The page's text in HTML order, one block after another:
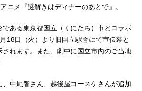
ニメ『謎解きはディナーのあとで』。
である東京都国立（くにたち）市とコラボ
18日（火）より旧国立駅舎にて宣伝幕と
されます。また、劇中に国立市内のご当地
、中尾智さん、越後屋コースケさんが追加